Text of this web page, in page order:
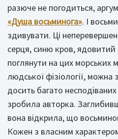
разюче не погодиться,
«Душа восьминога». І
здивувати. Ці
серця, синю кров, ядовитий
поглянути на цих морських
людської фізіології,
досить багато
зробила авторка.
вона відкрила, що
Кожен з власним